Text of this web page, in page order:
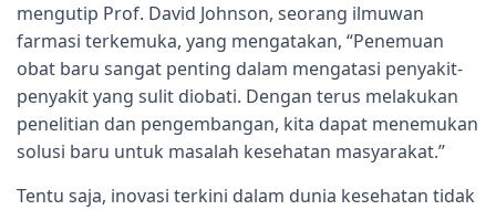
mengutip Prof. David Johnson, seorang ilmuwan
farmasi terkemuka, yang mengatakan, “Penemuan
obat baru sangat penting dalam mengatasi penyakit-
penyakit yang sulit diobati. Dengan terus melakukan
penelitian dan pengembangan, kita dapat menemukan
solusi baru untuk masalah kesehatan masyarakat.”
Tentu saja, inovasi terkini dalam dunia kesehatan tidak